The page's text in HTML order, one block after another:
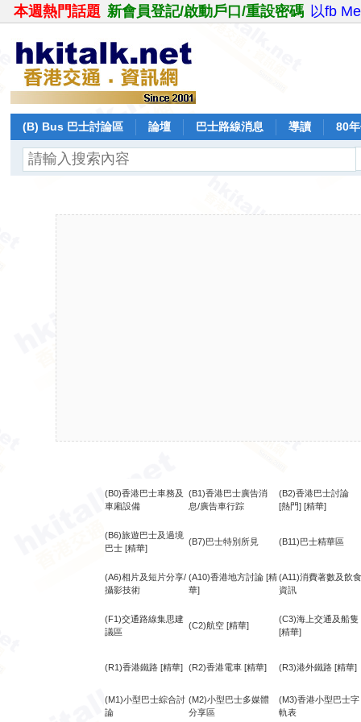
本週熱門話題 新會員登記/啟動戶口/重設密碼 以fb
(B) Bus 巴士討論區 論壇 巴士路線消息 導讀 80
(B0)香港巴士車務及
車廂設備
(B1)香港巴士廣告消
息/廣告車行踪
(B2)香港巴士討論
[熱門] [精華]
(B6)旅遊巴士及過境
巴士 [精華]
(B7)巴士特別所見 (B11)巴士精華區
(A6)相片及短片分享/
攝影技術
(A10)香港地方討論 [精
華]
(A11)消費著數及飲食
資訊
(F1)交通路線集思建
議區
(C2)航空 [精華]
(C3)海上交通及船隻
[精華]
(R1)香港鐵路 [精華] (R2)香港電車 [精華] (R3)港外鐵路 [精華]
(M1)小型巴士綜合討
論
(M2)小型巴士多媒體
分享區
(M3)香港小型巴士字
軌表